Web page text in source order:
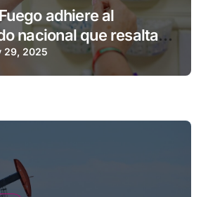
adhiere al
nacional que resalta
y eficacia de las
29, 2025